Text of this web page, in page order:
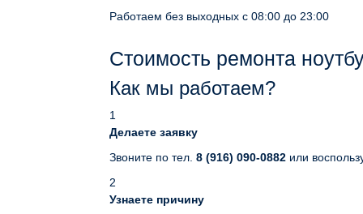
Работаем без выходных с 08:00 до 23:00
Стоимость ремонта
Как мы работаем?
1
Делаете заявку
Звоните по тел. 8 (916) 090-0882 или
2
Узнаете причину